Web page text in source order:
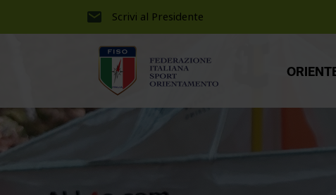
Scrivi al Presidente